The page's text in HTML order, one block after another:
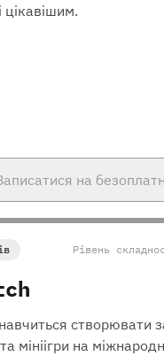
цікавішим.
на
Рівень
створювати
мініігри на